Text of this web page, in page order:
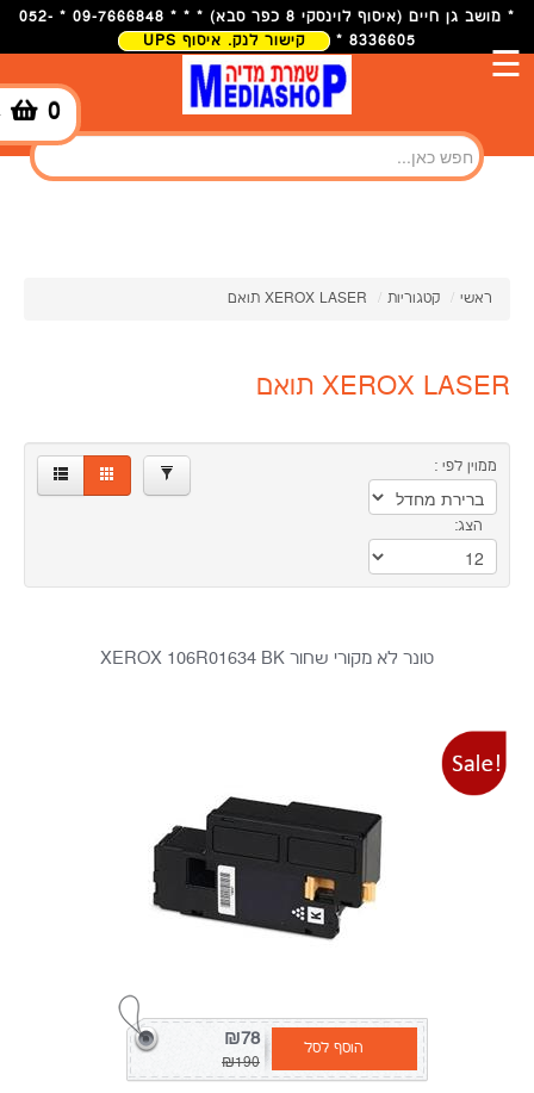
* מושב גן חיים (איסוף לוינסקי 8 כפר סבא) * * * 09-7666848 * 052-
8336605 *
קישור לנק. איסוף UPS
0
☰
ראשי / קטגוריות / XEROX LASER תואם
XEROX LASER תואם
ממוין לפי :
הצג:
טונר לא מקורי שחור XEROX 106R01634 BK
הוסף לסל ₪78
₪190
×
מותגים